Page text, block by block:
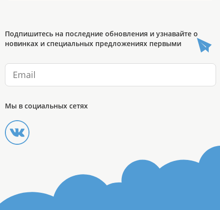
Подпишитесь на последние обновления и узнавайте о
новинках и специальных предложениях первыми
Мы в социальных сетях